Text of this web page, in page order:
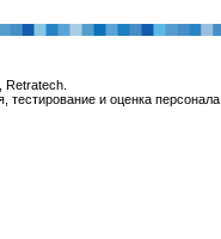
тестирование и оценка персонала.